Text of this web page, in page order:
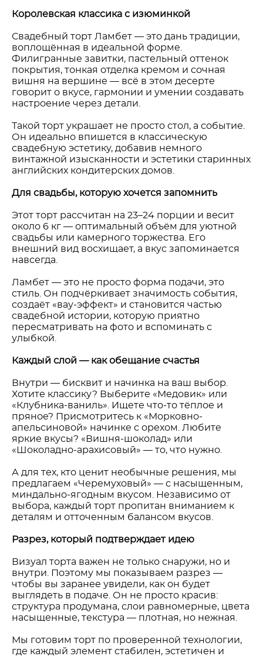
Королевская классика с изюминкой
Свадебный торт Ламбет — это дань традиции,
воплощённая в идеальной форме.
Филигранные завитки, пастельный оттенок
покрытия, тонкая отделка кремом и сочная
вишня на вершине — всё в этом десерте
говорит о вкусе, гармонии и умении создавать
настроение через детали.
Такой торт украшает не просто стол, а событие.
Он идеально впишется в классическую
свадебную эстетику, добавив немного
винтажной изысканности и эстетики старинных
английских кондитерских домов.
Для свадьбы, которую хочется запомнить
Этот торт рассчитан на 23–24 порции и весит
около 6 кг — оптимальный объём для уютной
свадьбы или камерного торжества. Его
внешний вид восхищает, а вкус запоминается
навсегда.
Ламбет — это не просто форма подачи, это
стиль. Он подчёркивает значимость события,
создаёт «вау-эффект» и становится частью
свадебной истории, которую приятно
пересматривать на фото и вспоминать с
улыбкой.
Каждый слой — как обещание счастья
Внутри — бисквит и начинка на ваш выбор.
Хотите классику? Выберите «Медовик» или
«Клубника-ваниль». Ищете что-то тёплое и
пряное? Присмотритесь к «Морковно-
апельсиновой» начинке с орехом. Любите
яркие вкусы? «Вишня-шоколад» или
«Шоколадно-арахисовый» — то, что нужно.
А для тех, кто ценит необычные решения, мы
предлагаем «Черемуховый» — с насыщенным,
миндально-ягодным вкусом. Независимо от
выбора, каждый торт пропитан вниманием к
деталям и отточенным балансом вкусов.
Разрез, который подтверждает идею
Визуал торта важен не только снаружи, но и
внутри. Поэтому мы показываем разрез —
чтобы вы заранее увидели, как он будет
выглядеть в подаче. Он не просто красив:
структура продумана, слои равномерные, цвета
насыщенные, текстура — плотная, но нежная.
Мы готовим торт по проверенной технологии,
где каждый элемент стабилен, эстетичен и